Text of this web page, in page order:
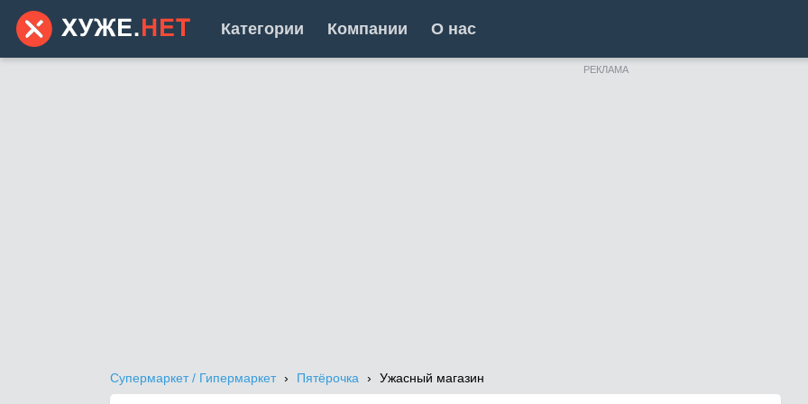
Категории Компании О нас
РЕКЛАМА
Супермаркет / Гипермаркет Пятёрочка Ужасный магазин